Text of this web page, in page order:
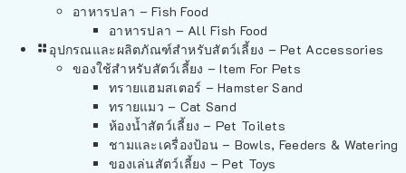
อาหารปลา – Fish Food
อาหารปลา – All Fish Food
อุปกรณและผลิตภัณฑ์สำหรับสัตว์เลี้ยง – Pet Accessories
ของใช้สำหรับสัตว์เลี้ยง – Item For Pets
ทรายแฮมสเตอร์ – Hamster Sand
ทรายแมว – Cat Sand
ห้องน้ำสัตว์เลี้ยง – Pet Toilets
ชามและเครื่องป้อน – Bowls, Feeders & Watering
ของเล่นสัตว์เลี้ยง – Pet Toys